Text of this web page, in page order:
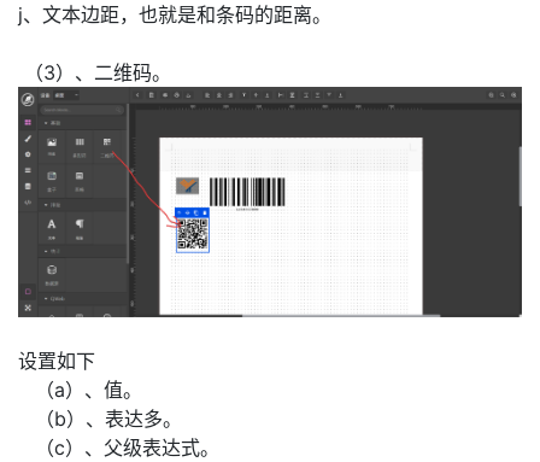
j、文本边距，也就是和条码的距离。
（3）、二维码。
设置如下
​（a）、值。
​（b）、表达多。
​（c）、父级表达式。